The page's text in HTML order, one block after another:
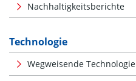
Nachhaltigkeitsberichte
Technologie
Wegweisende